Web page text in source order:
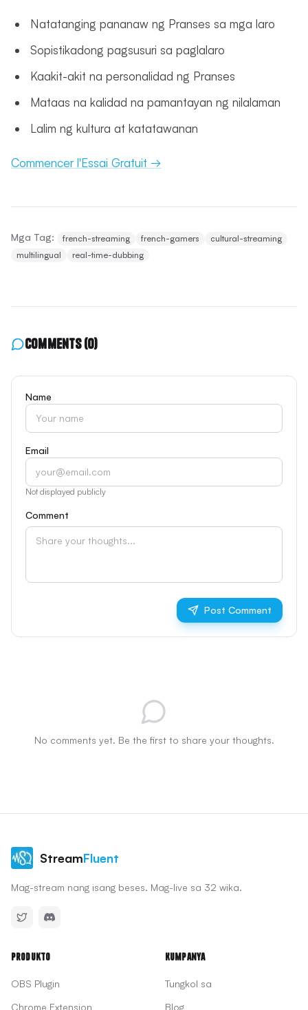
Natatanging pananaw ng Pranses sa mga laro
Sopistikadong pagsusuri sa paglalaro
Kaakit-akit na personalidad ng Pranses
Mataas na kalidad na pamantayan ng nilalaman
Lalim ng kultura at katatawanan
Commencer l'Essai Gratuit →
Mga Tag: french-streaming french-gamers
cultural-streaming
multilingual
real-time-dubbing
Comments(0)
Name
Email
Not displayed publicly
Comment
Post Comment
No comments yet. Be the first to share your thoughts.
StreamFluent
Mag-stream nang isang beses. Mag-live sa 32 wika.
Produkto
OBS Plugin
Chrome Extension
Kumpanya
Tungkol sa
Blog